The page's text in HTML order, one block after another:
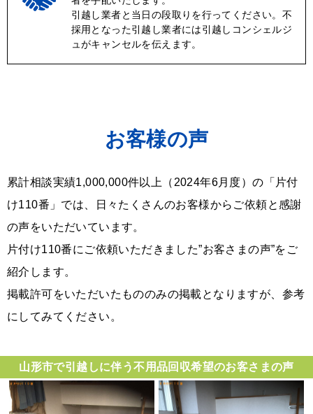
引越し業者と当日の段取りを行ってください。不
採用となった引越し業者には引越しコンシェルジ
ュがキャンセルを伝えます。
お客様の声
累計相談実績1,000,000件以上（2024年6月度）の「片付
け110番」では、日々たくさんのお客様からご依頼と感謝
の声をいただいています。
片付け110番にご依頼いただきました”お客さまの声”をご
紹介します。
掲載許可をいただいたもののみの掲載となりますが、参考
にしてみてください。
山形市で引越しに伴う不用品回収希望のお客さまの声